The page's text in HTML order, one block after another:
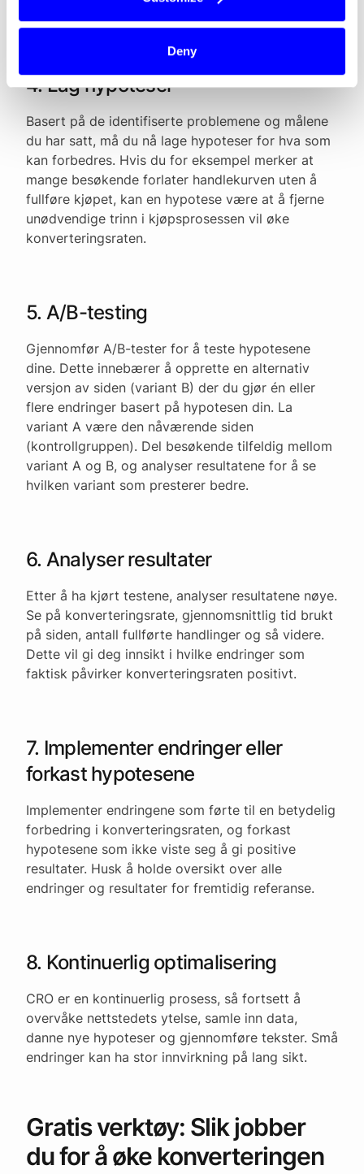
Deny
gjennomføringsgraden for et spesifikt mål.
4. Lag hypoteser
Basert på de identifiserte problemene og målene
du har satt, må du nå lage hypoteser for hva som
kan forbedres. Hvis du for eksempel merker at
mange besøkende forlater handlekurven uten å
fullføre kjøpet, kan en hypotese være at å fjerne
unødvendige trinn i kjøpsprosessen vil øke
konverteringsraten.
5. A/B-testing
Gjennomfør A/B-tester for å teste hypotesene
dine. Dette innebærer å opprette en alternativ
versjon av siden (variant B) der du gjør én eller
flere endringer basert på hypotesen din. La
variant A være den nåværende siden
(kontrollgruppen). Del besøkende tilfeldig mellom
variant A og B, og analyser resultatene for å se
hvilken variant som presterer bedre.
6. Analyser resultater
Etter å ha kjørt testene, analyser resultatene nøye.
Se på konverteringsrate, gjennomsnittlig tid brukt
på siden, antall fullførte handlinger og så videre.
Dette vil gi deg innsikt i hvilke endringer som
faktisk påvirker konverteringsraten positivt.
7. Implementer endringer eller
forkast hypotesene
Implementer endringene som førte til en betydelig
forbedring i konverteringsraten, og forkast
hypotesene som ikke viste seg å gi positive
resultater. Husk å holde oversikt over alle
endringer og resultater for fremtidig referanse.
8. Kontinuerlig optimalisering
CRO er en kontinuerlig prosess, så fortsett å
overvåke nettstedets ytelse, samle inn data,
danne nye hypoteser og gjennomføre tekster. Små
endringer kan ha stor innvirkning på lang sikt.
Gratis verktøy: Slik jobber
du for å øke konverteringen